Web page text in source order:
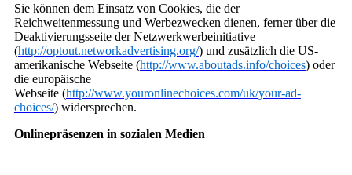
Sie können dem Einsatz von Cookies, die der
Reichweitenmessung und Werbezwecken dienen, ferner über die
Deaktivierungsseite der Netzwerkwerbeinitiative
(http://optout.networkadvertising.org/) und zusätzlich die US-
amerikanische Webseite (http://www.aboutads.info/choices) oder
die europäische
Webseite (http://www.youronlinechoices.com/uk/your-ad-
choices/) widersprechen.
Onlinepräsenzen in sozialen Medien